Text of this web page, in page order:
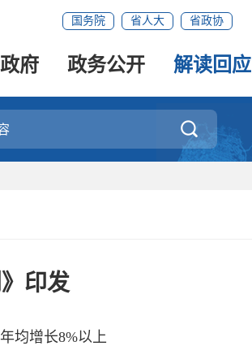
国务院 省人大 省政协
府 政务公开 解读回应

印发
均增长8%以上